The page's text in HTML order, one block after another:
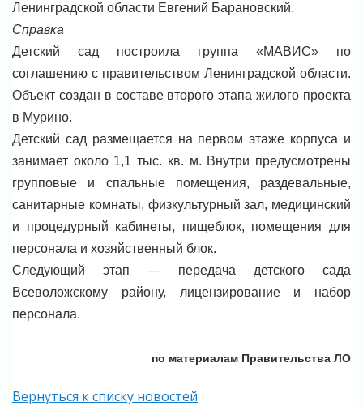
Ленинградской области Евгений Барановский.
Справка
Детский сад построила группа «МАВИС» по
соглашению с правительством Ленинградской области.
Объект создан в составе второго этапа жилого проекта
в Мурино.
Детский сад размещается на первом этаже корпуса и
занимает около 1,1 тыс. кв. м. Внутри предусмотрены
групповые и спальные помещения, раздевальные,
санитарные комнаты, физкультурный зал, медицинский
и процедурный кабинеты, пищеблок, помещения для
персонала и хозяйственный блок.
Следующий этап — передача детского сада
Всеволожскому району, лицензирование и набор
персонала.
по материалам Правительства ЛО
Вернуться к списку новостей